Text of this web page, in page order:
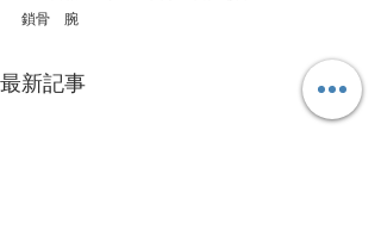
鎖骨　腕
最新記事